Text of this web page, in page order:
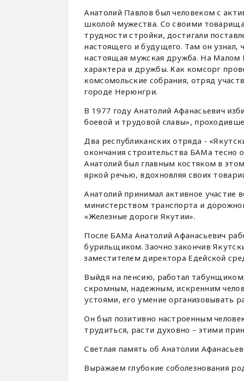
Анатолий Павлов был человеком с
школой мужества. Со своими
трудности стройки, достигали
настоящего и будущего. Там он узнал,
настоящая мужская дружба. На Малом
характера и дружбы. Как комсорг
комсомольские собрания, отряд
городе Нерюнгри.
В 1977 году Анатолий Афанасьевич
боевой и трудовой славы»,
Два республиканских отряда -
окончания строительства БАМа
Анатолий был главным костяком в
яркой речью, вдохновляя своих
Анатолий принимал активное
министерством транспорта и
«Железные дороги Якутии».
После БАМа Анатолий Афанасьевич
бурильщиком. Заочно закончив
заместителем директора Едейской
Выйдя на пенсию, работал
скромным, надежным, искренним
устоями, его умение организовывать
Он был позитивно настроенным
трудиться, расти духовно – этими
Светлая память об Анатолии
Выражаем глубокие соболезнования